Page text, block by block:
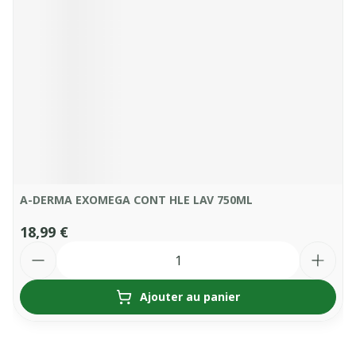
A-DERMA EXOMEGA CONT HLE LAV 750ML
18,99 €
Ajouter au panier